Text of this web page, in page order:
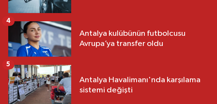
Antalya kulübünün futbolcusu
Avrupa’ya transfer oldu
4
Antalya Havalimanı'nda karşılama
sistemi değişti
5